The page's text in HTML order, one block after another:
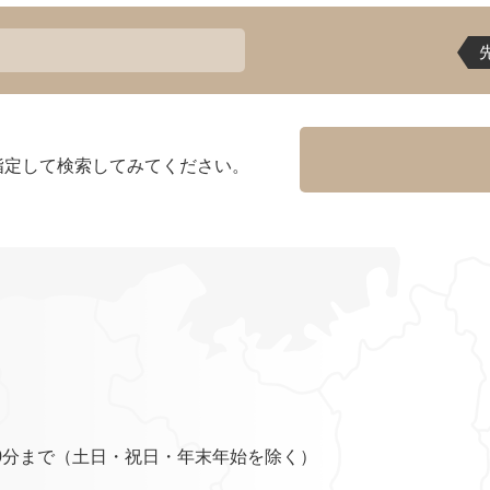
して検索してみてください。
まで（土日・祝日・年末年始を除く）